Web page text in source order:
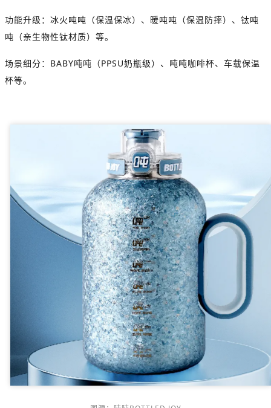
功能升级：冰火吨吨（保温保冰）、暖吨吨（保温防摔）、钛吨
吨（亲生物性钛材质）等。
场景细分：BABY吨吨（PPSU奶瓶级）、吨吨咖啡杯、车载保温
杯等。